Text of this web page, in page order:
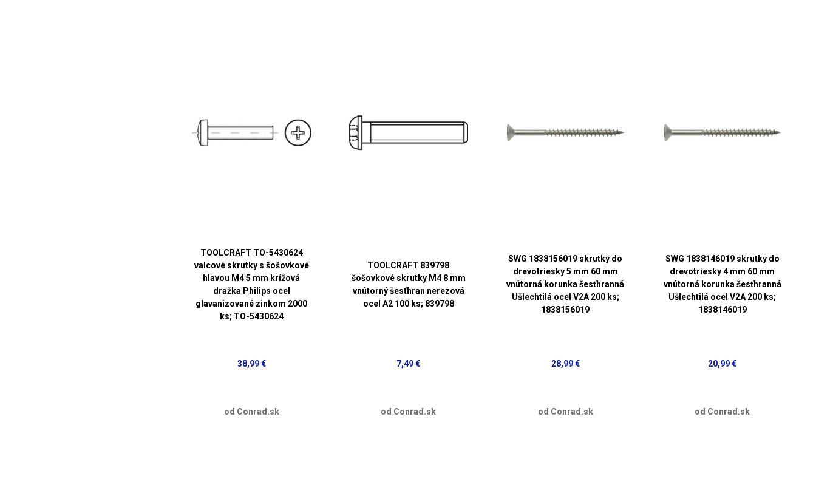
TOOLCRAFT TO-5430624
valcové skrutky s šošovkové
hlavou M4 5 mm krížová
dražka Philips ocel
glavanizované zinkom 2000
ks; TO-5430624
38,99 €
od Conrad.sk
TOOLCRAFT 839798
šošovkové skrutky M4 8 mm
vnútorný šesťhran nerezová
ocel A2 100 ks; 839798
7,49 €
od Conrad.sk
SWG 1838156019 skrutky do
drevotriesky 5 mm 60 mm
vnútorná korunka šesťhranná
Ušlechtilá ocel V2A 200 ks;
1838156019
28,99 €
od Conrad.sk
SWG 1838146019 skrutky do
drevotriesky 4 mm 60 mm
vnútorná korunka šesťhranná
Ušlechtilá ocel V2A 200 ks;
1838146019
20,99 €
od Conrad.sk